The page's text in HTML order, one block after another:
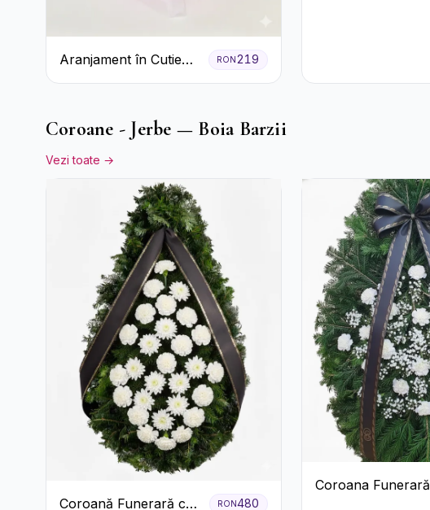
Aranjament în Cutie
Roz cu Crizanteme
RON219
Coroane - Jerbe — Boia Barzii
Vezi toate →
Coroană Funerară cu RON480
Coroana Funerară